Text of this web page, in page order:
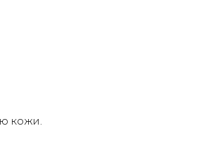
кожи.